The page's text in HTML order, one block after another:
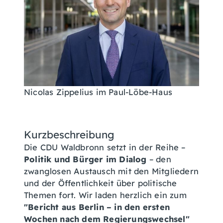
Nicolas Zippelius im Paul-Löbe-Haus
Kurzbeschreibung
Die CDU Waldbronn setzt in der Reihe –
Politik und Bürger im Dialog – den
zwanglosen Austausch mit den Mitgliedern
und der Öffentlichkeit über politische
Themen fort. Wir laden herzlich ein zum
"Bericht aus Berlin – in den ersten
Wochen nach dem Regierungswechsel"